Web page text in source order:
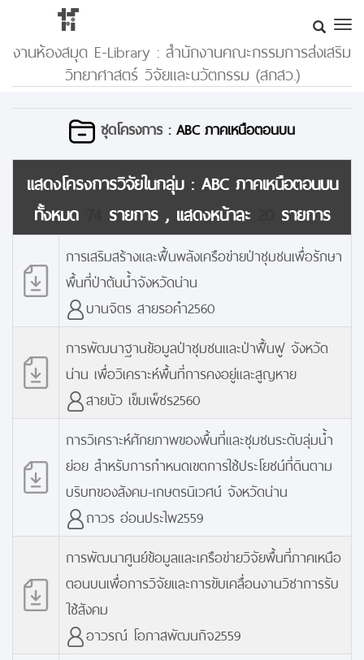
งานห้องสมุด E-Library : สำนักงานคณะกรรมการส่งเสริม
วิทยาศาสตร์ วิจัยและนวัตกรรม (สกสว.)
ชุดโครงการ :ABC ภาคเหนือตอนบน
แสดงโครงการวิจัยในกลุ่ม : ABC ภาคเหนือตอนบน
ทั้งหมด
รายการ , แสดงหน้าละ รายการ
การเสริมสร้างและฟื้นพลังเครือข่ายป่าชุมชนเพื่อรักษา
พื้นที่ป่าต้นน้ำจังหวัดน่าน
บานจิตร สายรอคำ2560
การพัฒนาฐานข้อมูลป่าชุมชนและป่าฟื้นฟู จังหวัด
น่าน เพื่อวิเคราะห์พื้นที่การคงอยู่และสูญหาย
สายบัว เข็มเพ็ชร2560
การวิเคราะห์ศักยภาพของพื้นที่และชุมชนระดับลุ่มน้ำ
ย่อย สำหรับการกำหนดเขตการใช้ประโยชน์ที่ดินตาม
บริบทของสังคม-เกษตรนิเวศน์ จังหวัดน่าน
ถาวร อ่อนประไพ2559
การพัฒนาศูนย์ข้อมูลและเครือข่ายวิจัยพื้นที่ภาคเหนือ
ตอนบนเพื่อการวิจัยและการขับเคลื่อนงานวิชาการรับ
ใช้สังคม
อาวรณ์ โอภาสพัฒนกิจ2559